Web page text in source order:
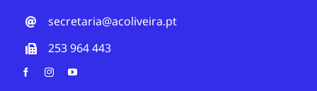
secretaria@acoliveira.pt
253 964 443